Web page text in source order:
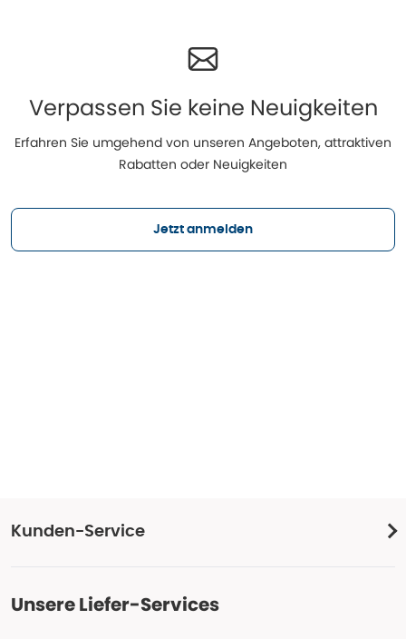
Verpassen Sie keine Neuigkeiten
Erfahren Sie umgehend von unseren Angeboten, attraktiven
Rabatten oder Neuigkeiten
Jetzt anmelden
Kunden-Service
Unsere Liefer-Services